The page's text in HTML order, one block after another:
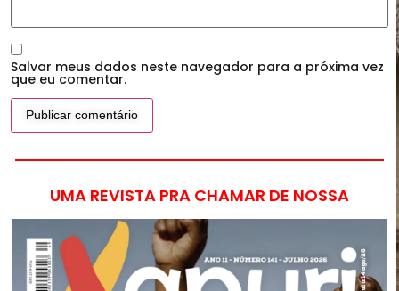
Salvar meus dados neste navegador para a próxima vez
que eu comentar.
UMA REVISTA PRA CHAMAR DE NOSSA